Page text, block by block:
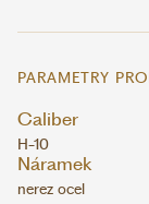
PARAMETRY
Caliber
H-10
Náramek
nerez ocel